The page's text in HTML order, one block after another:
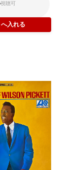
視聴可